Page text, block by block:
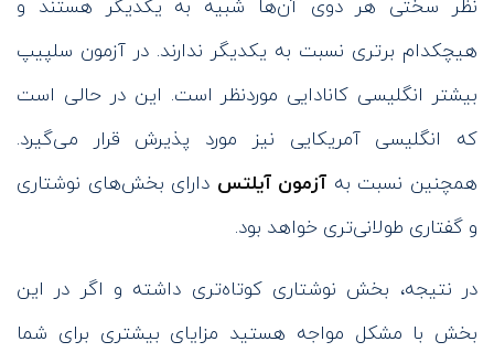
نظر سختی هر دوی آن‌ها شبیه به یکدیگر هستند و
هیچکدام برتری نسبت به یکدیگر ندارند. در آزمون سلپیپ
بیشتر انگلیسی کانادایی موردنظر است. این در حالی است
که انگلیسی آمریکایی نیز مورد پذیرش قرار می‌گیرد.
همچنین نسبت به آزمون آیلتس دارای بخش‌های نوشتاری
و گفتاری طولانی‌تری خواهد بود.
در نتیجه، بخش نوشتاری کوتاه‌تری داشته و اگر در این
بخش با مشکل مواجه هستید مزایای بیشتری برای شما